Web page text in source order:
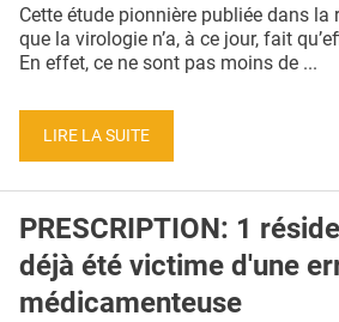
PUBLICITÉ
CONTACT
Cette étude pionnière publiée dans la
que la virologie n’a, à ce jour, fait
En effet, ce ne sont pas moins de ...
LIRE LA SUITE
PRESCRIPTION: 1
déjà été victime d'une
médicamenteuse